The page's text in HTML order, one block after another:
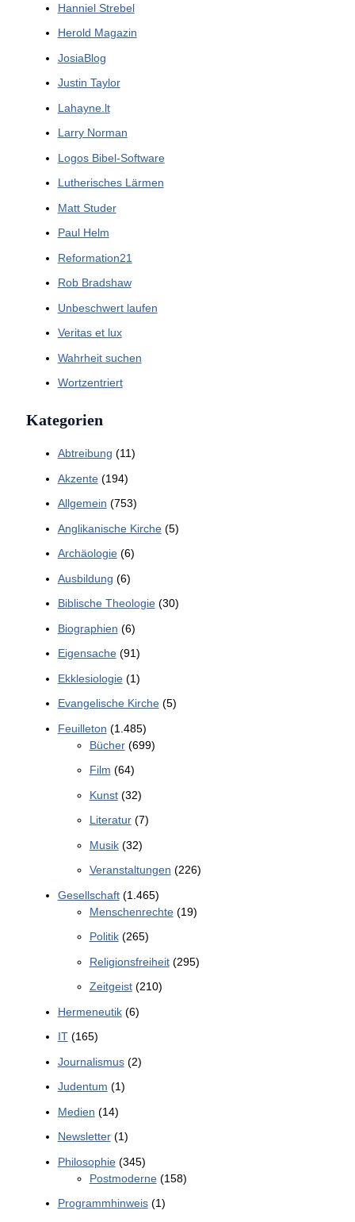
Hanniel Strebel
Herold Magazin
JosiaBlog
Justin Taylor
Lahayne.lt
Larry Norman
Logos Bibel-Software
Lutherisches Lärmen
Matt Studer
Paul Helm
Reformation21
Rob Bradshaw
Unbeschwert laufen
Veritas et lux
Wahrheit suchen
Wortzentriert
Kategorien
Abtreibung (11)
Akzente(194)
Allgemein (753)
Anglikanische Kirche(5)
Archäologie(6)
Ausbildung (6)
Biblische Theologie(30)
Biographien (6)
Eigensache(91)
Ekklesiologie(1)
Evangelische Kirche(5)
Feuilleton (1.485)
Bücher(699)
Film (64)
Kunst(32)
Literatur(7)
Musik(32)
Veranstaltungen (226)
Gesellschaft(1.465)
Menschenrechte(19)
Politik(265)
Religionsfreiheit(295)
Zeitgeist(210)
Hermeneutik(6)
IT(165)
Journalismus(2)
Judentum (1)
Medien (14)
Newsletter(1)
Philosophie(345)
Postmoderne(158)
Programmhinweis(1)